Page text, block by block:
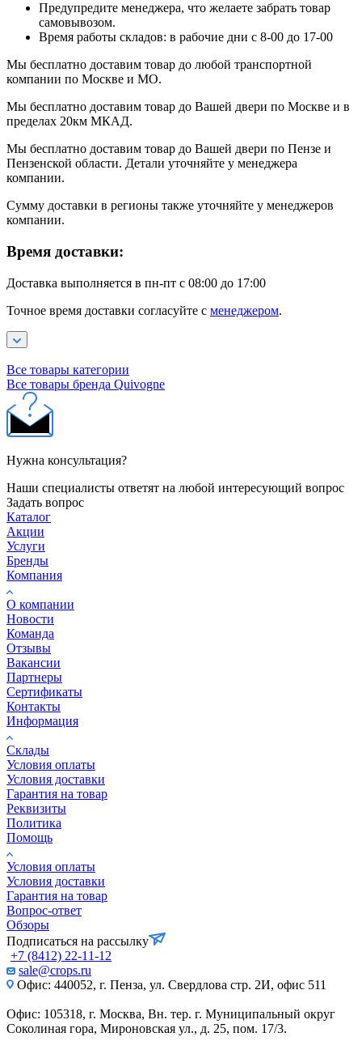
Предупредите менеджера, что желаете забрать товар
самовывозом.
Время работы складов: в рабочие дни с 8-00 до 17-00
Мы бесплатно доставим товар до любой транспортной
компании по Москве и МО.
Мы бесплатно доставим товар до Вашей двери по Москве и в
пределах 20км МКАД.
Мы бесплатно доставим товар до Вашей двери по Пензе и
Пензенской области. Детали уточняйте у менеджера
компании.
Сумму доставки в регионы также уточняйте у менеджеров
компании.
Время доставки:
Доставка выполняется в пн-пт с 08:00 до 17:00
Точное время доставки согласуйте с менеджером.
Все товары категории
Все товары бренда Quivogne
Нужна консультация?
Наши специалисты ответят на любой интересующий вопрос
Задать вопрос
Каталог
Акции
Услуги
Бренды
Компания
О компании
Новости
Команда
Отзывы
Вакансии
Партнеры
Сертификаты
Контакты
Информация
Склады
Условия оплаты
Условия доставки
Гарантия на товар
Реквизиты
Политика
Помощь
Условия оплаты
Условия доставки
Гарантия на товар
Вопрос-ответ
Обзоры
Подписаться на рассылку
+7 (8412) 22-11-12
sale@crops.ru
Офис: 440052, г. Пенза, ул. Свердлова стр. 2И, офис 511
Офис: 105318, г. Москва, Вн. тер. г. Муниципальный округ
Соколиная гора, Мироновская ул., д. 25, пом. 17/3.